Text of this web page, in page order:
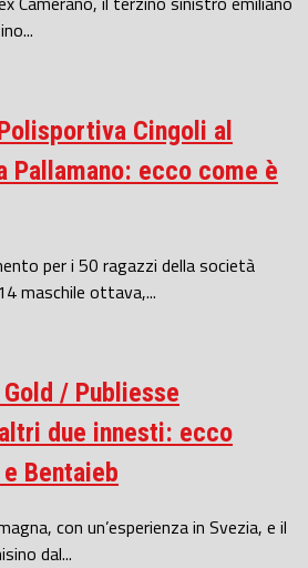
Cingoli al
Pallamano: ecco come è
per i 50 ragazzi della società
maschile ottava,...
/ Publiesse
due innesti: ecco
Bentaieb
con un’esperienza in Svezia, e il
dal...